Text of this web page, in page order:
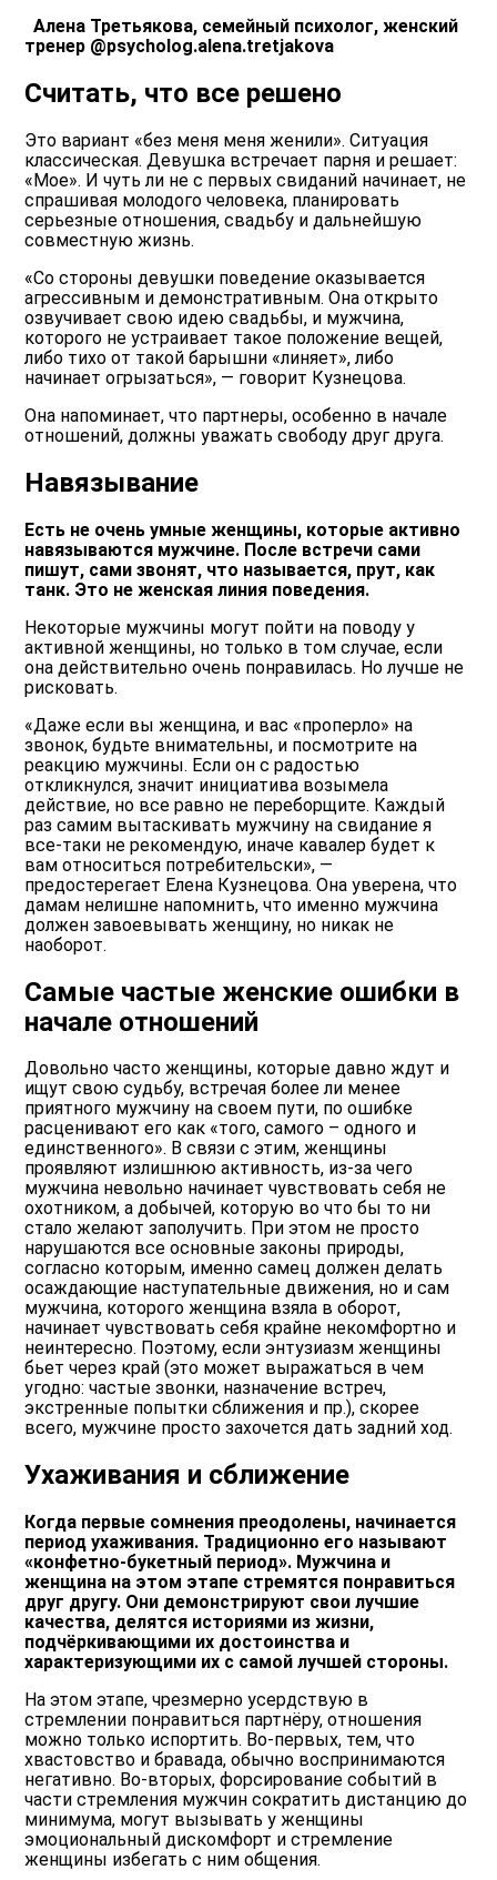
Алена Третьякова, семейный психолог, женский
тренер @psycholog.alena.tretjakova
Считать, что все решено
Это вариант «без меня меня женили». Ситуация
классическая. Девушка встречает парня и решает:
«Мое». И чуть ли не с первых свиданий начинает, не
спрашивая молодого человека, планировать
серьезные отношения, свадьбу и дальнейшую
совместную жизнь.
«Со стороны девушки поведение оказывается
агрессивным и демонстративным. Она открыто
озвучивает свою идею свадьбы, и мужчина,
которого не устраивает такое положение вещей,
либо тихо от такой барышни «линяет», либо
начинает огрызаться», — говорит Кузнецова.
Она напоминает, что партнеры, особенно в начале
отношений, должны уважать свободу друг друга.
Навязывание
Есть не очень умные женщины, которые активно
навязываются мужчине. После встречи сами
пишут, сами звонят, что называется, прут, как
танк. Это не женская линия поведения.
Некоторые мужчины могут пойти на поводу у
активной женщины, но только в том случае, если
она действительно очень понравилась. Но лучше не
рисковать.
«Даже если вы женщина, и вас «проперло» на
звонок, будьте внимательны, и посмотрите на
реакцию мужчины. Если он с радостью
откликнулся, значит инициатива возымела
действие, но все равно не переборщите. Каждый
раз самим вытаскивать мужчину на свидание я
все-таки не рекомендую, иначе кавалер будет к
вам относиться потребительски», —
предостерегает Елена Кузнецова. Она уверена, что
дамам нелишне напомнить, что именно мужчина
должен завоевывать женщину, но никак не
наоборот.
Самые частые женские ошибки в
начале отношений
Довольно часто женщины, которые давно ждут и
ищут свою судьбу, встречая более ли менее
приятного мужчину на своем пути, по ошибке
расценивают его как «того, самого – одного и
единственного». В связи с этим, женщины
проявляют излишнюю активность, из-за чего
мужчина невольно начинает чувствовать себя не
охотником, а добычей, которую во что бы то ни
стало желают заполучить. При этом не просто
нарушаются все основные законы природы,
согласно которым, именно самец должен делать
осаждающие наступательные движения, но и сам
мужчина, которого женщина взяла в оборот,
начинает чувствовать себя крайне некомфортно и
неинтересно. Поэтому, если энтузиазм женщины
бьет через край (это может выражаться в чем
угодно: частые звонки, назначение встреч,
экстренные попытки сближения и пр.), скорее
всего, мужчине просто захочется дать задний ход.
Ухаживания и сближение
Когда первые сомнения преодолены, начинается
период ухаживания. Традиционно его называют
«конфетно-букетный период». Мужчина и
женщина на этом этапе стремятся понравиться
друг другу. Они демонстрируют свои лучшие
качества, делятся историями из жизни,
подчёркивающими их достоинства и
характеризующими их с самой лучшей стороны.
На этом этапе, чрезмерно усердствую в
стремлении понравиться партнёру, отношения
можно только испортить. Во-первых, тем, что
хвастовство и бравада, обычно воспринимаются
негативно. Во-вторых, форсирование событий в
части стремления мужчин сократить дистанцию до
минимума, могут вызывать у женщины
эмоциональный дискомфорт и стремление
женщины избегать с ним общения.